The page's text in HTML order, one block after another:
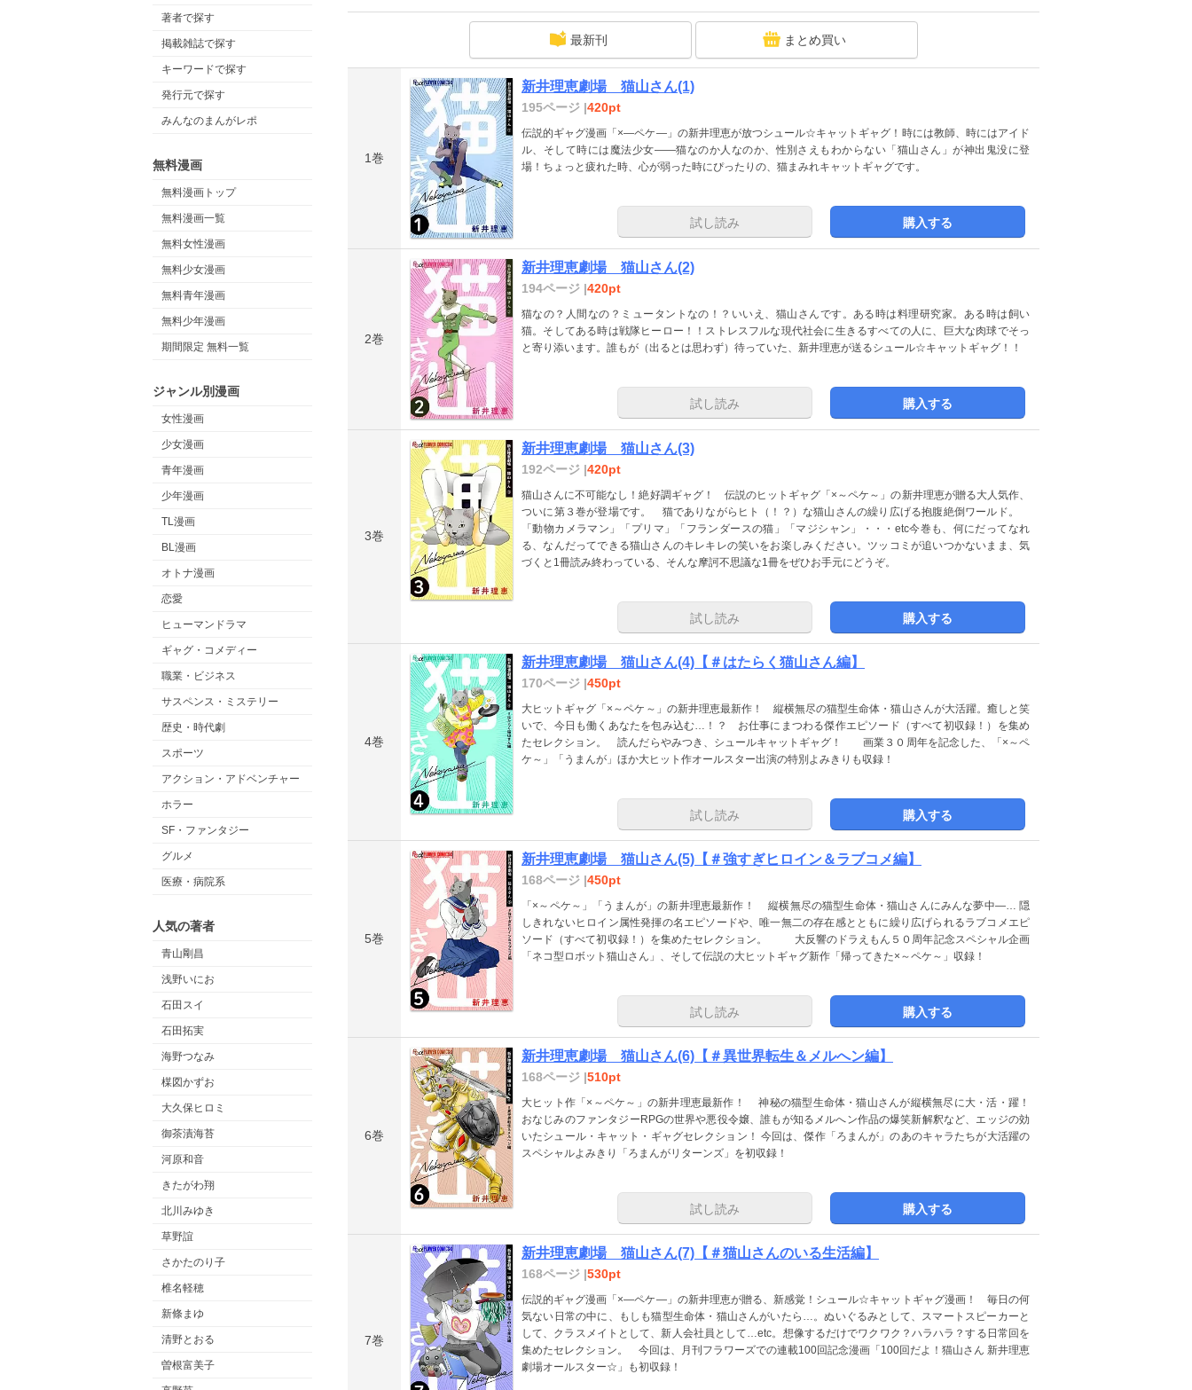
著者で探す
掲載雑誌で探す
キーワードで探す
発行元で探す
みんなのまんがレポ
無料漫画
無料漫画トップ
無料漫画一覧
無料女性漫画
無料少女漫画
無料青年漫画
無料少年漫画
期間限定 無料一覧
ジャンル別漫画
女性漫画
少女漫画
青年漫画
少年漫画
TL漫画
BL漫画
オトナ漫画
恋愛
ヒューマンドラマ
ギャグ・コメディー
職業・ビジネス
サスペンス・ミステリー
歴史・時代劇
スポーツ
アクション・アドベンチャー
ホラー
SF・ファンタジー
グルメ
医療・病院系
人気の著者
青山剛昌
浅野いにお
石田スイ
石田拓実
海野つなみ
楳図かずお
大久保ヒロミ
御茶漬海苔
河原和音
きたがわ翔
北川みゆき
草野誼
さかたのり子
椎名軽穂
新條まゆ
清野とおる
曽根富美子
最新刊 まとめ買い
1巻
新井理恵劇場 猫山さん(1)
195ページ |420pt
伝説的ギャグ漫画「×―ペケ―」の新井理恵が放つシュール☆キャットギャグ！時には教師、時にはアイド
ル、そして時には魔法少女――猫なのか人なのか、性別さえもわからない「猫山さん」が神出鬼没に登
場！ちょっと疲れた時、心が弱った時にぴったりの、猫まみれキャットギャグです。
試し読み 購入する
2巻
新井理恵劇場 猫山さん(2)
194ページ |420pt
猫なの？人間なの？ミュータントなの！？いいえ、猫山さんです。ある時は料理研究家。ある時は飼い
猫。そしてある時は戦隊ヒーロー！！ストレスフルな現代社会に生きるすべての人に、巨大な肉球でそっ
と寄り添います。誰もが（出るとは思わず）待っていた、新井理恵が送るシュール☆キャットギャグ！！
試し読み 購入する
3巻
新井理恵劇場 猫山さん(3)
192ページ |420pt
猫山さんに不可能なし！絶好調ギャグ！ 伝説のヒットギャグ「×～ペケ～」の新井理恵が贈る大人気作、
ついに第３巻が登場です。 猫でありながらヒト（！？）な猫山さんの繰り広げる抱腹絶倒ワールド。
「動物カメラマン」「プリマ」「フランダースの猫」「マジシャン」・・・etc今巻も、何にだってなれ
る、なんだってできる猫山さんのキレキレの笑いをお楽しみください。ツッコミが追いつかないまま、気
づくと1冊読み終わっている、そんな摩訶不思議な1冊をぜひお手元にどうぞ。
試し読み 購入する
4巻
新井理恵劇場 猫山さん(4)【＃はたらく猫山さん編】
170ページ |450pt
大ヒットギャグ「×～ペケ～」の新井理恵最新作！ 縦横無尽の猫型生命体・猫山さんが大活躍。癒しと笑
いで、今日も働くあなたを包み込む…！？ お仕事にまつわる傑作エピソード（すべて初収録！）を集め
たセレクション。 読んだらやみつき、シュールキャットギャグ！ 画業３０周年を記念した、「×～ペ
ケ～」「うまんが」ほか大ヒット作オールスター出演の特別よみきりも収録！
試し読み 購入する
5巻
新井理恵劇場 猫山さん(5)【＃強すぎヒロイン＆ラブコメ編】
168ページ |450pt
「×～ペケ～」「うまんが」の新井理恵最新作！ 縦横無尽の猫型生命体・猫山さんにみんな夢中―… 隠
しきれないヒロイン属性発揮の名エピソードや、唯一無二の存在感とともに繰り広げられるラブコメエピ
ソード（すべて初収録！）を集めたセレクション。 大反響のドラえもん５０周年記念スペシャル企画
「ネコ型ロボット猫山さん」、そして伝説の大ヒットギャグ新作「帰ってきた×～ペケ～」収録！
試し読み 購入する
6巻
新井理恵劇場 猫山さん(6)【＃異世界転生＆メルへン編】
168ページ |510pt
大ヒット作「×～ペケ～」の新井理恵最新作！ 神秘の猫型生命体・猫山さんが縦横無尽に大・活・躍！
おなじみのファンタジーRPGの世界や悪役令嬢、誰もが知るメルへン作品の爆笑新解釈など、エッジの効
いたシュール・キャット・ギャグセレクション！ 今回は、傑作「ろまんが」のあのキャラたちが大活躍の
スペシャルよみきり「ろまんがリターンズ」を初収録！
試し読み 購入する
7巻
新井理恵劇場 猫山さん(7)【＃猫山さんのいる生活編】
168ページ |530pt
伝説的ギャグ漫画「×―ペケ―」の新井理恵が贈る、新感覚！シュール☆キャットギャグ漫画！ 毎日の何
気ない日常の中に、もしも猫型生命体・猫山さんがいたら…。ぬいぐるみとして、スマートスピーカーと
して、クラスメイトとして、新人会社員として…etc。想像するだけでワクワク？ハラハラ？する日常回を
集めたセレクション。 今回は、月刊フラワーズでの連載100回記念漫画「100回だよ！猫山さん 新井理恵
劇場オールスター☆」も初収録！